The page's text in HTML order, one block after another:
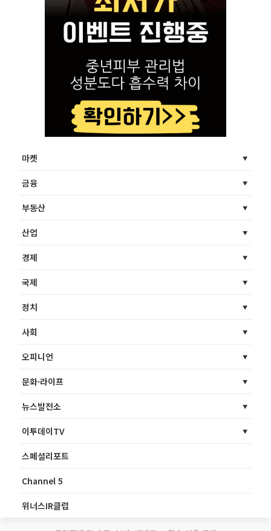
마켓
금융
부동산
산업
경제
국제
정치
사회
오피니언
문화·라이프
뉴스발전소
이투데이TV
스페셜리포트
Channel 5
위너스IR클럽